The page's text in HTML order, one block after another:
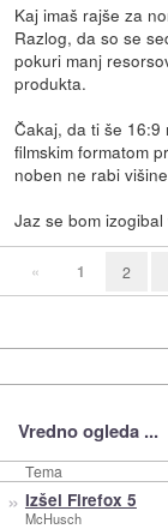
Kaj imaš rajše za
Razlog, da so se
pokuri manj
produkta.
Čakaj, da ti še 16:9
filmskim formatom
noben ne rabi
Jaz se bom
« 1 2
Vredno ogleda ...
Tema
» Izšel Firefox 5
McHusch